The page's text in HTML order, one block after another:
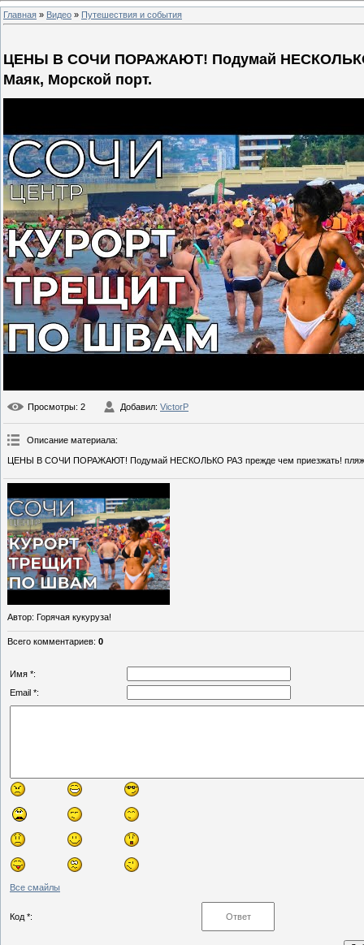
Главная » Видео » Путешествия и события
ЦЕНЫ В СОЧИ ПОРАЖАЮТ! Подумай НЕСКОЛЬКО
Маяк, Морской порт.
Просмотры: 2 Добавил: VictorP
Описание материала:
ЦЕНЫ В СОЧИ ПОРАЖАЮТ! Подумай НЕСКОЛЬКО РАЗ прежде чем приезжать! пляж
Автор: Горячая кукуруза!
Всего комментариев: 0
Имя *:
Email *:
Все смайлы
Код *: